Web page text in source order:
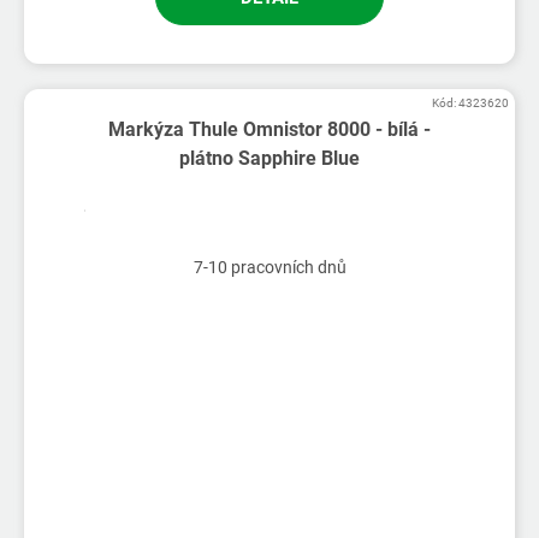
Markýza Thule Omnistor 8000 - bílá -
plátno Sapphire Blue
7-10 pracovních dnů
Kód:4323620